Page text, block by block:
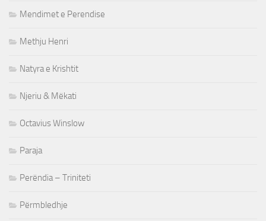
Mendimet e Perendise
Methju Henri
Natyra e Krishtit
Njeriu & Mëkati
Octavius Winslow
Paraja
Perëndia – Triniteti
Përmbledhje